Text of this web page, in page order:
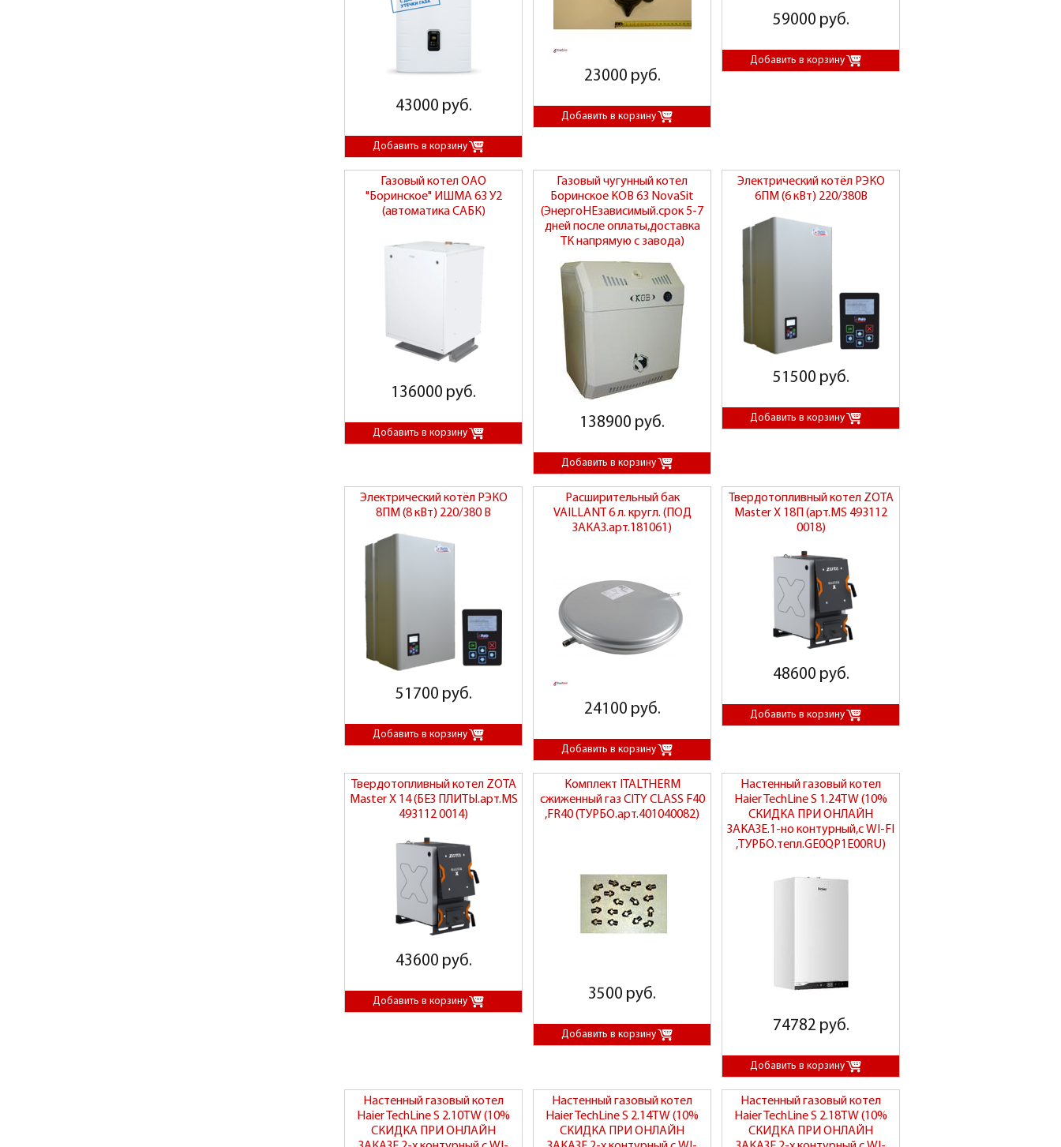
43000 руб.
23000 руб.
59000 руб.
Газовый котел ОАО
"Боринское" ИШМА 63 У2
(автоматика САБК)
136000 руб.
Газовый чугунный котел
Боринское КОВ 63 NovaSit
(ЭнергоНЕзависимый.срок 5-7
дней после оплаты,доставка
ТК напрямую с завода)
138900 руб.
Электрический котёл РЭКО
6ПМ (6 кВт) 220/380В
51500 руб.
Электрический котёл РЭКО
8ПМ (8 кВт) 220/380 В
51700 руб.
Расширительный бак
VAILLANT 6 л. кругл. (ПОД
ЗАКАЗ.арт.181061)
24100 руб.
Твердотопливный котел ZOTA
Master X 18П (арт.MS 493112
0018)
48600 руб.
Твердотопливный котел ZOTA
Master X 14 (БЕЗ ПЛИТЫ.арт.MS
493112 0014)
43600 руб.
Комплект ITALTHERM
сжиженный газ CITY CLASS F40
,FR40 (ТУРБО.арт.401040082)
3500 руб.
Настенный газовый котел
Haier TechLine S 1.24TW (10%
СКИДКА ПРИ ОНЛАЙН
ЗАКАЗЕ.1-но контурный,с WI-FI
,ТУРБО.тепл.GE0QP1E00RU)
74782 руб.
Настенный газовый котел
Haier TechLine S 2.10TW (10%
СКИДКА ПРИ ОНЛАЙН
Настенный газовый котел
Haier TechLine S 2.14TW (10%
СКИДКА ПРИ ОНЛАЙН
Настенный газовый котел
Haier TechLine S 2.18TW (10%
СКИДКА ПРИ ОНЛАЙН